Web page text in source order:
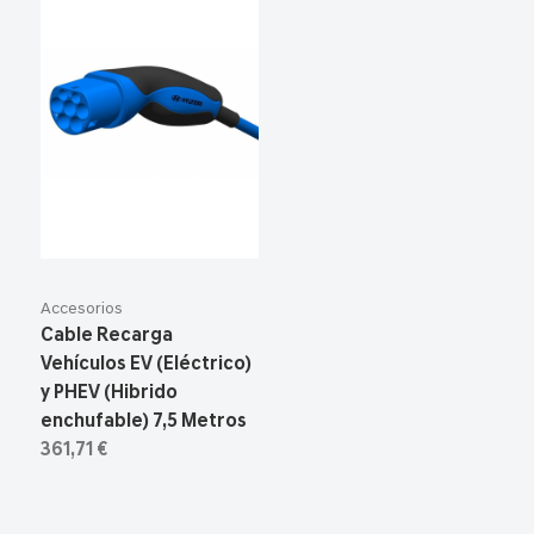
Accesorios
Cable Recarga
Vehículos EV (Eléctrico)
y PHEV (Hibrido
enchufable) 7,5 Metros
361,71 €